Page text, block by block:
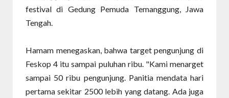
festival di Gedung Pemuda Temanggung, Jawa
Tengah.
Hamam menegaskan, bahwa target pengunjung di
Feskop 4 itu sampai puluhan ribu. "Kami menarget
sampai 50 ribu pengunjung. Panitia mendata hari
pertama sekitar 2500 lebih yang datang. Ada juga